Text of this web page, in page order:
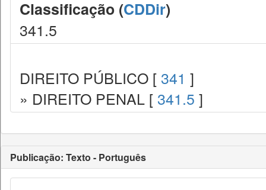
Classificação (CDDir)
341.5
DIREITO PÚBLICO [ 341 ]
» DIREITO PENAL [ 341.5 ]
Publicação: Texto - Português